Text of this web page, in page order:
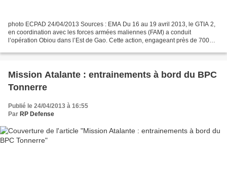
photo ECPAD 24/04/2013 Sources : EMA Du 16 au 19 avril 2013, le GTIA 2,
en coordination avec les forces armées maliennes (FAM) a conduit
l’opération Obiou dans l’Est de Gao. Cette action, engageant près de 700
Mission Atalante : entrainements à bord du BPC
Tonnerre
Publié le 24/04/2013 à 16:55
Par RP Defense